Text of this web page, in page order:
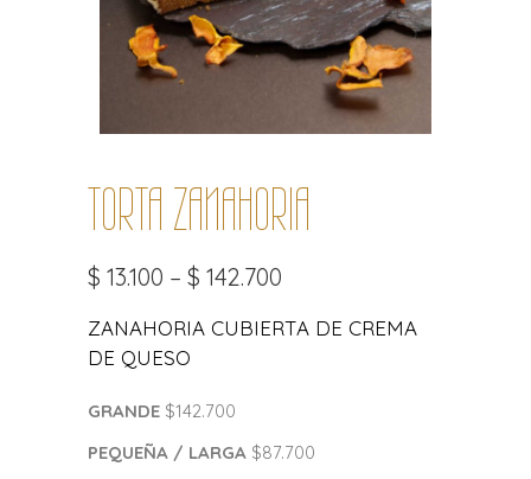
TORTA ZANAHORIA
$ 13.100 – $ 142.700
ZANAHORIA CUBIERTA DE CREMA
DE QUESO
GRANDE $142.700
PEQUEÑA / LARGA $87.700